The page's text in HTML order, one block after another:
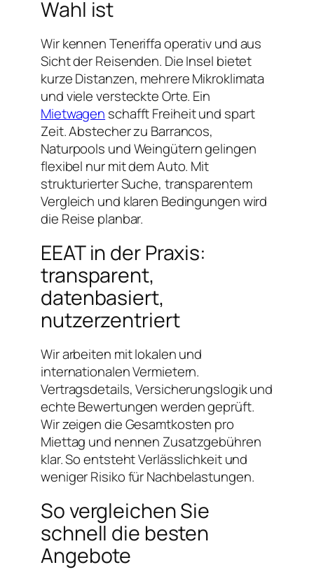
Wahl ist
Wir kennen Teneriffa operativ und aus
Sicht der Reisenden. Die Insel bietet
kurze Distanzen, mehrere Mikroklimata
und viele versteckte Orte. Ein
Mietwagen schafft Freiheit und spart
Zeit. Abstecher zu Barrancos,
Naturpools und Weingütern gelingen
flexibel nur mit dem Auto. Mit
strukturierter Suche, transparentem
Vergleich und klaren Bedingungen wird
die Reise planbar.
EEAT in der Praxis:
transparent,
datenbasiert,
nutzerzentriert
Wir arbeiten mit lokalen und
internationalen Vermietern.
Vertragsdetails, Versicherungslogik und
echte Bewertungen werden geprüft.
Wir zeigen die Gesamtkosten pro
Miettag und nennen Zusatzgebühren
klar. So entsteht Verlässlichkeit und
weniger Risiko für Nachbelastungen.
So vergleichen Sie
schnell die besten
Angebote